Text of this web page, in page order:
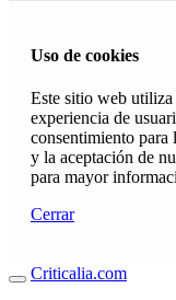
Uso de cookies
Este sitio web utiliza
experiencia de
consentimiento para
y la aceptación de
para mayor
Cerrar
Criticalia.com